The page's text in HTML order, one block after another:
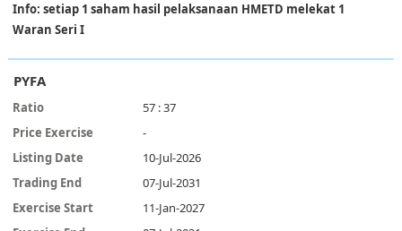
Info: setiap 1 saham hasil pelaksanaan HMETD melekat 1
Waran Seri I
PYFA
57 : 37
-
10-Jul-2026
07-Jul-2031
11-Jan-2027